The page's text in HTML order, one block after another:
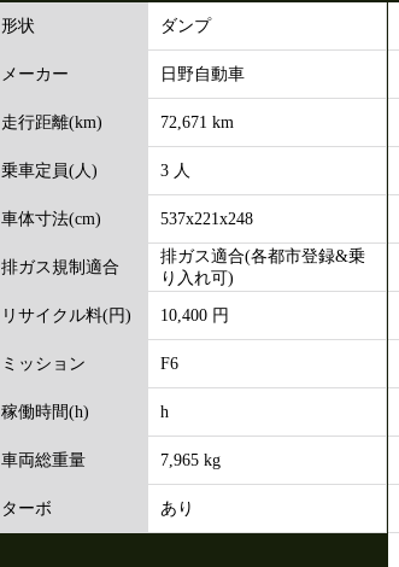
形状 ダンプ
メーカー 日野自動車
走行距離(km) 72,671 km
乗車定員(人) 3 人
車体寸法(cm) 537x221x248
排ガス規制適合
排ガス適合(各都市登録&乗
り入れ可)
リサイクル料(円) 10,400 円
ミッション F6
稼働時間(h) h
車両総重量 7,965 kg
ターボ あり